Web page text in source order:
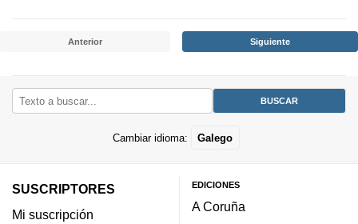
Anterior Siguiente
Cambiar idioma: Galego
SUSCRIPTORES
Mi suscripción
EDICIONES
A Coruña